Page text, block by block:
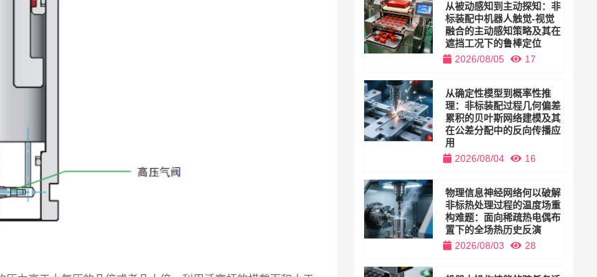
从被动感知到主动探知：非
标装配中机器人触觉-视觉
融合的主动感知策略及其在
遮挡工况下的鲁棒定位
2026/08/05
17
从确定性模型到概率性推
理：非标装配过程几何偏差
累积的贝叶斯网络建模及其
在公差分配中的反向传播应
用
2026/08/04
16
物理信息神经网络何以破解
非标热处理过程的温度场重
构难题：面向稀疏热电偶布
置下的全场热历史反演
2026/08/03
28